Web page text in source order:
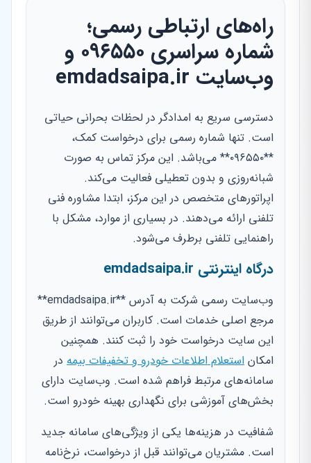
راه‌های ارتباطی رسمی؛
شماره سراسری ۰۹۶۵۵۰ و
وب‌سایت emdadsaipa.ir
دسترسی سریع به امدادگر در لحظات بحرانی حیاتی
است. تنها شماره رسمی برای درخواست کمک،
**۰۹۶۵۵۰** می‌باشد. این مرکز تماس به صورت
شبانه‌روزی و بدون تعطیلی فعالیت می‌کند.
اپراتورهای متخصص در این مرکز، ابتدا مشاوره فنی
تلفنی ارائه می‌دهند. در بسیاری از موارد، مشکل با
راهنمایی تلفنی برطرف می‌شود.
درگاه اینترنتی emdadsaipa.ir
وب‌سایت رسمی شرکت به آدرس **emdadsaipa.ir**
مرجع اصلی خدمات است. کاربران می‌توانند از طریق
این سایت درخواست خود را ثبت کنند. همچنین
امکان استعلام اطلاعات خودرو و تخفیفات بیمه در
سامانه‌های مرتبط فراهم شده است. وب‌سایت دارای
بخش‌های آموزشی برای نگهداری بهینه خودرو است.
شفافیت در هزینه‌ها یکی از ویژگی‌های سامانه جدید
است. مشتریان می‌توانند قبل از درخواست، نرخ‌نامه